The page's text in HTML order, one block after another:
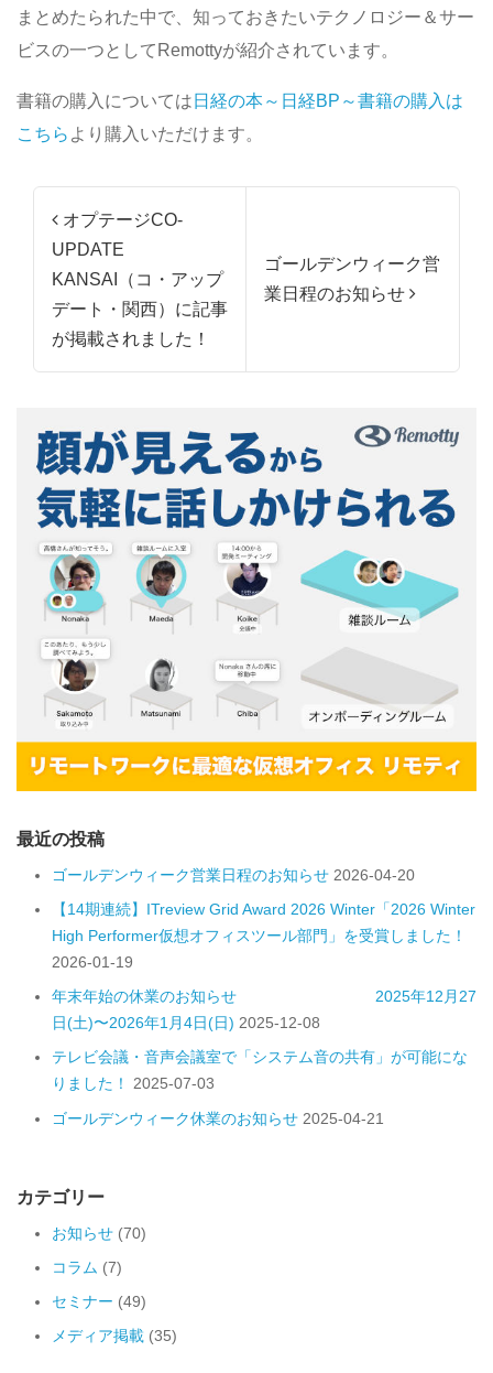
まとめたられた中で、知っておきたいテクノロジー＆サー
ビスの一つとしてRemottyが紹介されています。
書籍の購入については 日経の本～日経BP～書籍の購入は
こちら より購入いただけます。
投稿ナビゲーション
オプテージCO-
UPDATE
KANSAI（コ・アップ
デート・関西）に記事
が掲載されました！
ゴールデンウィーク営
業日程のお知らせ
最近の投稿
ゴールデンウィーク営業日程のお知らせ 2026-04-20
【14期連続】ITreview Grid Award 2026 Winter「2026 Winter
High Performer仮想オフィスツール部門」を受賞しました！
2026-01-19
年末年始の休業のお知らせ 2025年12月27
日(土)〜2026年1月4日(日) 2025-12-08
テレビ会議・音声会議室で「システム音の共有」が可能にな
りました！
2025-07-03
ゴールデンウィーク休業のお知らせ 2025-04-21
カテゴリー
お知らせ (70)
コラム (7)
セミナー (49)
メディア掲載 (35)